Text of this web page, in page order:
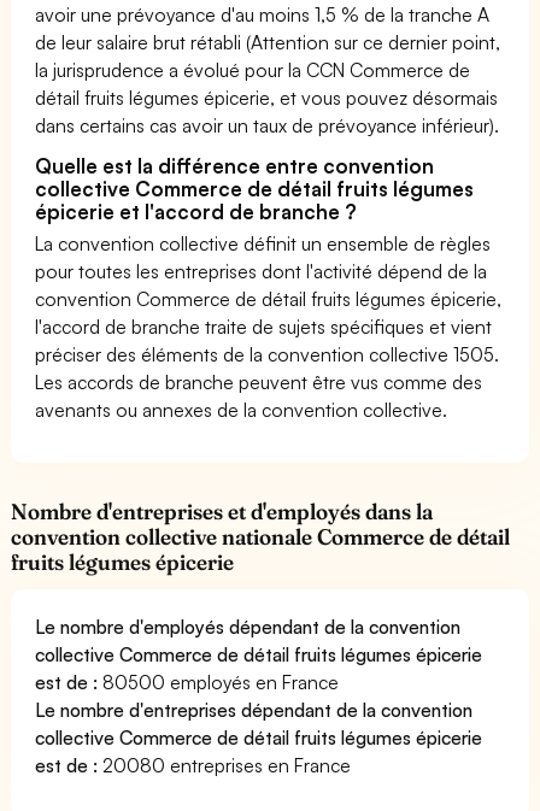
avoir une prévoyance d'au moins 1,5 % de la tranche A
de leur salaire brut rétabli (Attention sur ce dernier point,
la jurisprudence a évolué pour la CCN Commerce de
détail fruits légumes épicerie, et vous pouvez désormais
dans certains cas avoir un taux de prévoyance inférieur).
Quelle est la différence entre convention
collective Commerce de détail fruits légumes
épicerie et l'accord de branche ?
La convention collective définit un ensemble de règles
pour toutes les entreprises dont l'activité dépend de la
convention Commerce de détail fruits légumes épicerie,
l'accord de branche traite de sujets spécifiques et vient
préciser des éléments de la convention collective 1505.
Les accords de branche peuvent être vus comme des
avenants ou annexes de la convention collective.
Nombre d'entreprises et d'employés dans la
convention collective nationale Commerce de détail
fruits légumes épicerie
Le nombre d'employés dépendant de la convention
collective Commerce de détail fruits légumes épicerie
est de :80500 employés en France
Le nombre d'entreprises dépendant de la convention
collective Commerce de détail fruits légumes épicerie
est de : 20080 entreprises en France